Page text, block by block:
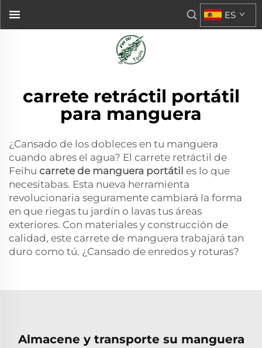
ES
carrete retráctil portátil
para manguera
¿Cansado de los dobleces en tu manguera
cuando abres el agua? El carrete retráctil de
Feihu carrete de manguera portátil es lo que
necesitabas. Esta nueva herramienta
revolucionaria seguramente cambiará la forma
en que riegas tu jardín o lavas tus áreas
exteriores. Con materiales y construcción de
calidad, este carrete de manguera trabajará tan
duro como tú. ¿Cansado de enredos y roturas?
Almacene y transporte su manguera